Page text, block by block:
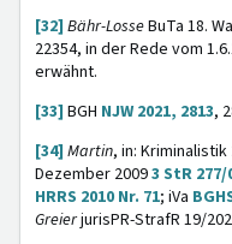
[32] Bähr-LosseBuTa 18.
22354, in der Rede vom
erwähnt.
[33] BGH NJW 2021, 2813,
[34] Martin, in: Kriminalistik
Dezember 20093 StR 277/
HRRS 2010 Nr. 71; iVa
GreierjurisPR-StrafR 19/